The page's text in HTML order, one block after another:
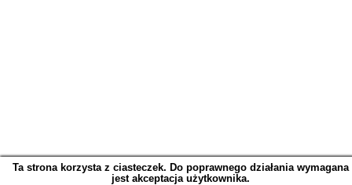
Ta strona korzysta z ciasteczek. Do poprawnego działania wymagana
jest akceptacja użytkownika.